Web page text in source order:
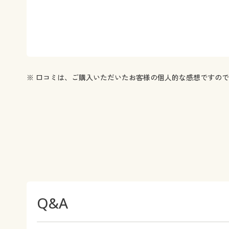
※ 口コミは、ご購入いただいたお客様の個人的な感想ですの
Q&A